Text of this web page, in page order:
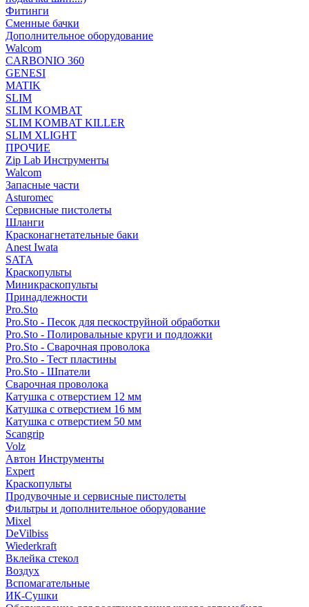
Фитинги
Сменные бачки
Дополнительное оборудование
Walcom
CARBONIO 360
GENESI
MATIK
SLIM
SLIM KOMBAT
SLIM KOMBAT KILLER
SLIM XLIGHT
ПРОЧИЕ
Zip Lab Инструменты
Walсom
Запасные части
Asturomec
Сервисные пистолеты
Шланги
Красконагнетательные баки
Anest Iwata
SATA
Краскопульты
Миникраскопульты
Принадлежности
Pro.Sto
Pro.Sto - Песок для пескоструйной обработки
Pro.Sto - Полировальные круги и подложки
Pro.Sto - Сварочная проволока
Pro.Sto - Тест пластины
Pro.Sto - Шпатели
Сварочная проволока
Катушка с отверстием 12 мм
Катушка с отверстием 16 мм
Катушка с отверстием 50 мм
Scangrip
Volz
Автон Инструменты
Expert
Краскопульты
Продувочные и сервисные пистолеты
Фильтры и дополнительное оборудование
Mixel
DeVilbiss
Wiederkraft
Вклейка стекол
Воздух
Вспомагательные
ИК-Сушки